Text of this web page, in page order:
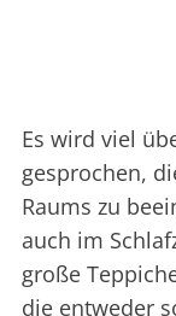
Es wird viel
gesprochen,
Raums zu
auch im
große
die entweder